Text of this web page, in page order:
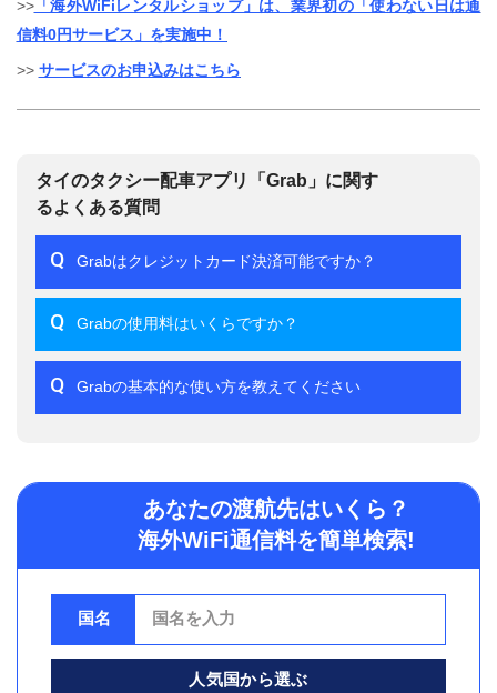
>>「海外WiFiレンタルショップ」は、業界初の「使わない日は通
信料0円サービス」を実施中！
>> サービスのお申込みはこちら
タイのタクシー配車アプリ「Grab」に関す
るよくある質問
Q Grabはクレジットカード決済可能ですか？
Q Grabの使用料はいくらですか？
Q Grabの基本的な使い方を教えてください
あなたの渡航先はいくら？
海外WiFi通信料を簡単検索!
国名
人気国から選ぶ